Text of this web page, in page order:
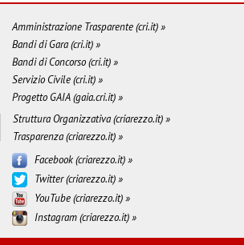
Amministrazione Trasparente (cri.it) »
Bandi di Gara (cri.it) »
Bandi di Concorso (cri.it) »
Servizio Civile (cri.it) »
Progetto GAIA (gaia.cri.it) »
Struttura Organizzativa (criarezzo.it) »
Trasparenza (criarezzo.it) »
Facebook (criarezzo.it) »
Twitter (criarezzo.it) »
YouTube (criarezzo.it) »
Instagram (criarezzo.it) »